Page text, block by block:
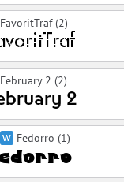
FavoritTraf (2)
February 2 (2)
Fedorro (1)